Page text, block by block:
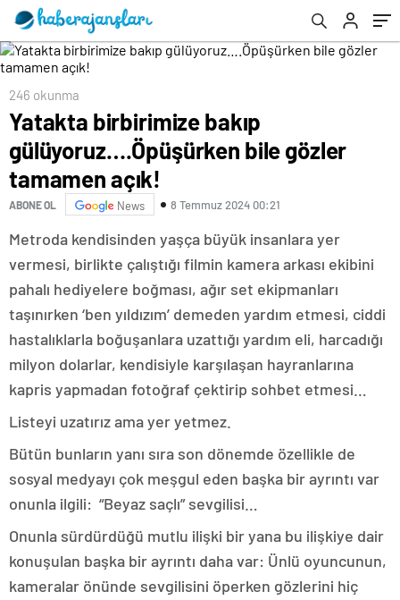
açık!
246 okunma
Yatakta birbirimize bakıp
gülüyoruz….Öpüşürken bile gözler
tamamen açık!
ABONE OL News 8 Temmuz 2024 00:21
Metroda kendisinden yaşça büyük insanlara yer
vermesi, birlikte çalıştığı filmin kamera arkası ekibini
pahalı hediyelere boğması, ağır set ekipmanları
taşınırken ‘ben yıldızım’ demeden yardım etmesi, ciddi
hastalıklarla boğuşanlara uzattığı yardım eli, harcadığı
milyon dolarlar, kendisiyle karşılaşan hayranlarına
kapris yapmadan fotoğraf çektirip sohbet etmesi…
Listeyi uzatırız ama yer yetmez.
Bütün bunların yanı sıra son dönemde özellikle de
sosyal medyayı çok meşgul eden başka bir ayrıntı var
onunla ilgili: “Beyaz saçlı” sevgilisi…
Onunla sürdürdüğü mutlu ilişki bir yana bu ilişkiye dair
konuşulan başka bir ayrıntı daha var: Ünlü oyuncunun,
kameralar önünde sevgilisini öperken gözlerini hiç